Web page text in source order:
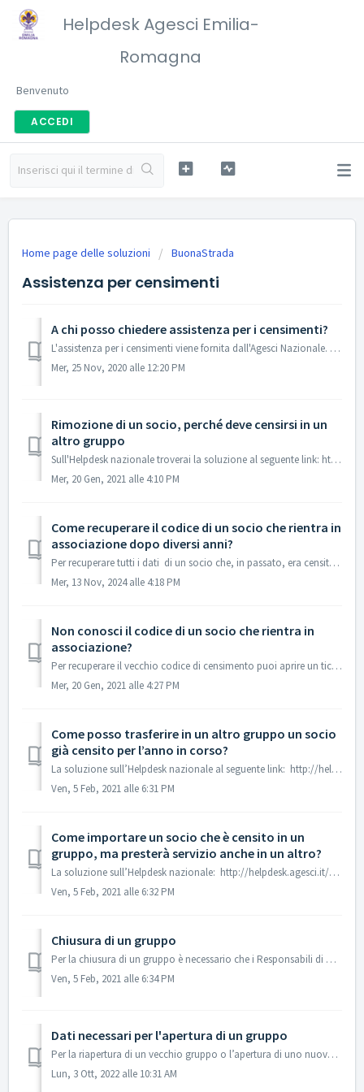
Helpdesk Agesci Emilia-
Romagna
Benvenuto
ACCEDI
Home page delle soluzioni BuonaStrada
Assistenza per censimenti
A chi posso chiedere assistenza per i censimenti?
L'assistenza per i censimenti viene fornita dall'Agesci Nazionale. Trovi nel loro helpdesk una guida completa http://helpdesk.agesci.it/support/solu...
Mer, 25 Nov, 2020 alle 12:20 PM
Rimozione di un socio, perché deve censirsi in un
altro gruppo
Sull'Helpdesk nazionale troverai la soluzione al seguente link: http://helpdesk.agesci.it/support/solutions/articles/13000040020-procedura-per-consenti...
Mer, 20 Gen, 2021 alle 4:10 PM
Come recuperare il codice di un socio che rientra in
associazione dopo diversi anni?
Per recuperare tutti i dati di un socio che, in passato, era censito in Agesci in qualsiasi livello territoriale Gruppo/Zona/Regione. Sull'Helpd...
Mer, 13 Nov, 2024 alle 4:18 PM
Non conosci il codice di un socio che rientra in
associazione?
Per recuperare il vecchio codice di censimento puoi aprire un ticket sull’Helpdesk nazionale oppure puoi contattare i vecchi capigruppo tramite le caselle ...
Mer, 20 Gen, 2021 alle 4:27 PM
Come posso trasferire in un altro gruppo un socio
già censito per l’anno in corso?
La soluzione sull’Helpdesk nazionale al seguente link: http://helpdesk.agesci.it/support/solutions/articles/13000038300-come-posso-trasferire-in-altro-...
Ven, 5 Feb, 2021 alle 6:31 PM
Come importare un socio che è censito in un
gruppo, ma presterà servizio anche in un altro?
La soluzione sull’Helpdesk nazionale: http://helpdesk.agesci.it/support/solutions/articles/13000037793-come-importare-un-socio-che-%C3%A8-censito-in-un...
Ven, 5 Feb, 2021 alle 6:32 PM
Chiusura di un gruppo
Per la chiusura di un gruppo è necessario che i Responsabili di Zona inviino una dichiarazione formale di chiusura del gruppo alla Segreteria regionale ch...
Ven, 5 Feb, 2021 alle 6:34 PM
Dati necessari per l'apertura di un gruppo
Per la riapertura di un vecchio gruppo o l’apertura di uno nuovo, è sempre necessario che i capi Gruppo e/o la Zona aprano un ticket alla Segreteria region...
Lun, 3 Ott, 2022 alle 10:31 AM